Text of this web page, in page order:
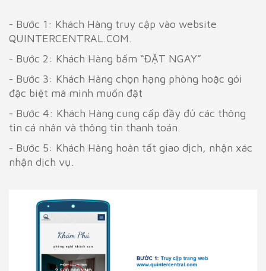
- Bước 1: Khách Hàng truy cập vào website
QUINTERCENTRAL.COM.
- Bước 2: Khách Hàng bấm “ĐẶT NGAY”
- Bước 3: Khách Hàng chọn hạng phòng hoặc gói
đặc biệt mà mình muốn đặt
- Bước 4: Khách Hàng cung cấp đầy đủ các thông
tin cá nhân và thông tin thanh toán.
- Bước 5: Khách Hàng hoàn tất giao dịch, nhận xác
nhận dịch vụ.